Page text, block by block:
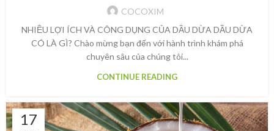
COCOXIM
NHIỀU LỢI ÍCH VÀ CÔNG DỤNG CỦA DẦU DỪA DẦU DỪA
CÓ LÀ GÌ? Chào mừng bạn đến với hành trình khám phá
chuyên sâu của chúng tôi...
CONTINUE READING
17